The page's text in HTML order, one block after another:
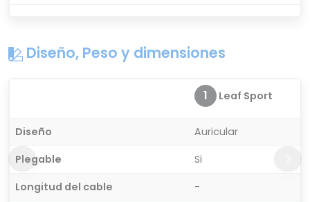
Diseño, Peso y dimensiones
1 Leaf Sport
Diseño
Auricular
Plegable
Si
Longitud del cable
-